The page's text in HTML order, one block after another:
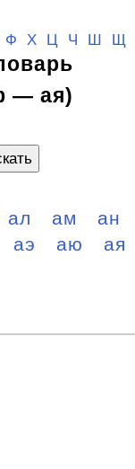
Ф Х Ц Ч Ш Щ
— ая)
ал ам ан
аэ
аю ая